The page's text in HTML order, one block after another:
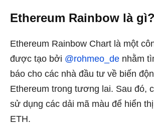
Ethereum Rainbow là gì?
Ethereum Rainbow Chart là một
được tạo bởi @rohmeo_de nhằm
báo cho các nhà đầu tư về biến
Ethereum trong tương lai. Sau đó,
sử dụng các dải mã màu để hiển
ETH.